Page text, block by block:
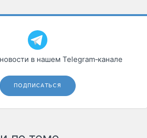
в нашем Telegram‑канале
ПОДПИСАТЬСЯ